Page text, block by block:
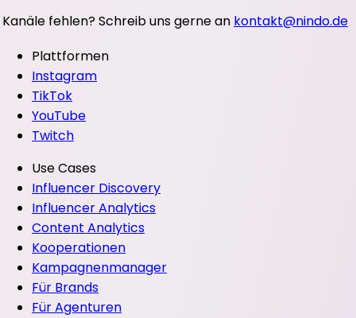
Kanäle fehlen? Schreib uns gerne an kontakt@nindo.de
Plattformen
Instagram
TikTok
YouTube
Twitch
Use Cases
Influencer Discovery
Influencer Analytics
Content Analytics
Kooperationen
Kampagnenmanager
Für Brands
Für Agenturen